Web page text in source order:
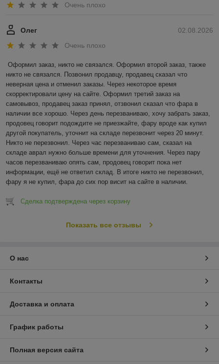
Очень плохо
02.08.2026
Олег
Очень плохо
Оформил заказ, никто не связался. Оформил второй заказ, также
никто не связался. Позвонил продавцу, продавец сказал что
неверная цена и отменил заказы. Через некоторое время
скорректировали цену на сайте. Оформил третий заказ на
самовывоз, продавец заказ принял, отзвонил сказал что фара в
наличии все хорошо. Через день перезваниваю, хочу забрать заказ,
продовец говорит подождите не приезжайте, фару вроде как купил
другой покупатель, уточнит на складе перезвонит через 20 минут.
Никто не перезвонил. Через час перезваниваю сам, сказал на
складе аврал нужно больше времени для уточнения. Через пару
часов перезваниваю опять сам, продовец говорит пока нет
информации, ещё не ответил склад. В итоге никто не перезвонил,
фару я не купил, фара до сих пор висит на сайте в наличии.
Сделка подтверждена через корзину
Показать все отзывы
О нас
Контакты
Доставка и оплата
График работы
Полная версия сайта